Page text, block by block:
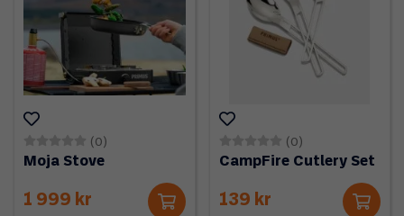
(0)
Moja Stove
1 999 kr
(0)
CampFire Cutlery Set
139 kr